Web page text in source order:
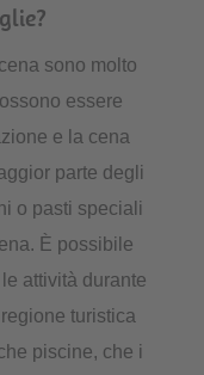
sono molto
essere
e la cena
parte degli
o pasti speciali
È possibile
attività durante
turistica
piscine, che i